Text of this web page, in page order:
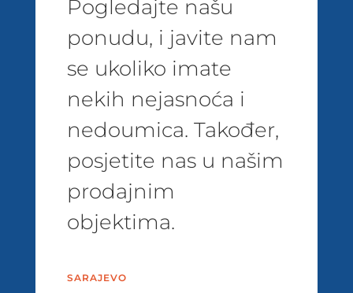
Pogledajte našu
ponudu, i javite nam
se ukoliko imate
nekih nejasnoća i
nedoumica. Također,
posjetite nas u našim
prodajnim
objektima.
SARAJEVO